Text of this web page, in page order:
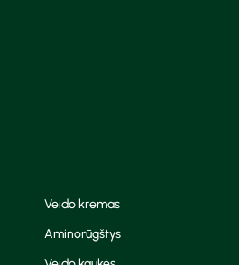
Veido kremas
Aminorūgštys